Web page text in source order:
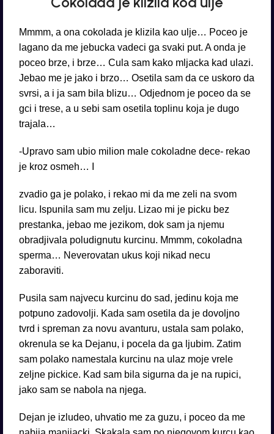
Mmmm, a ona cokolada je klizila kao ulje… Poceo je
lagano da me jebucka vadeci ga svaki put. A onda je
poceo brze, i brze… Cula sam kako mljacka kad ulazi.
Jebao me je jako i brzo… Osetila sam da ce uskoro da
svrsi, a i ja sam bila blizu… Odjednom je poceo da se
gci i trese, a u sebi sam osetila toplinu koja je dugo
trajala…
-Upravo sam ubio milion male cokoladne dece- rekao
je kroz osmeh… I
zvadio ga je polako, i rekao mi da me zeli na svom
licu. Ispunila sam mu zelju. Lizao mi je picku bez
prestanka, jebao me jezikom, dok sam ja njemu
obradjivala poludignutu kurcinu. Mmmm, cokoladna
sperma… Neverovatan ukus koji nikad necu
zaboraviti.
Pusila sam najvecu kurcinu do sad, jedinu koja me
potpuno zadovolji. Kada sam osetila da je dovoljno
tvrd i spreman za novu avanturu, ustala sam polako,
okrenula se ka Dejanu, i pocela da ga ljubim. Zatim
sam polako namestala kurcinu na ulaz moje vrele
zeljne pickice. Kad sam bila sigurna da je na rupici,
jako sam se nabola na njega.
Dejan je izludeo, uhvatio me za guzu, i poceo da me